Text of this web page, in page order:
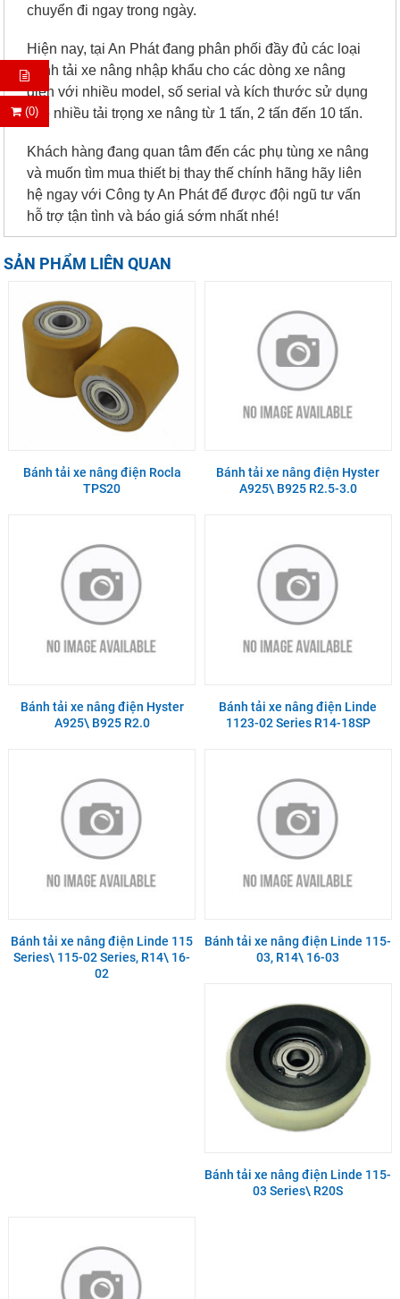
(0)
chuyển đi ngay trong ngày.
Hiện nay, tại An Phát đang phân phối đầy đủ các loại
bánh tải xe nâng nhập khẩu cho các dòng xe nâng
điện với nhiều model, số serial và kích thước sử dụng
cho nhiều tải trọng xe nâng từ 1 tấn, 2 tấn đến 10 tấn.
Khách hàng đang quan tâm đến các phụ tùng xe nâng
và muốn tìm mua thiết bị thay thế chính hãng hãy liên
hệ ngay với Công ty An Phát để được đội ngũ tư vấn
hỗ trợ tận tình và báo giá sớm nhất nhé!
SẢN PHẨM LIÊN QUAN
Bánh tải xe nâng điện Rocla
TPS20
Bánh tải xe nâng điện Hyster
A925\ B925 R2.5-3.0
Bánh tải xe nâng điện Hyster
A925\ B925 R2.0
Bánh tải xe nâng điện Linde
1123-02 Series R14-18SP
Bánh tải xe nâng điện Linde 115
Series\ 115-02 Series, R14\ 16-
02
Bánh tải xe nâng điện Linde 115-
03, R14\ 16-03
Bánh tải xe nâng điện Linde 115-
03 Series\ R20S